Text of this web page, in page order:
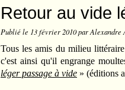
Retour au vide
Publié le 13 février 2010par Alexandre
Tous les amis du milieu
c'est ainsi qu'il engrange
léger passage à vide » (éditions